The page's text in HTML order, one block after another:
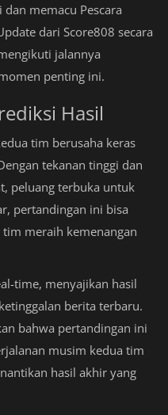
memacu Pescara
dari Score808 secara
jalannya
penting ini.
Hasil
tim berusaha keras
tekanan tinggi dan
peluang terbuka untuk
pertandingan ini bisa
meraih kemenangan
time, menyajikan hasil
berita terbaru.
bahwa pertandingan ini
musim kedua tim
hasil akhir yang